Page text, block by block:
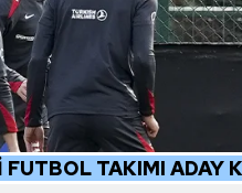
olarak kullanılan çerezlerle
TAKIMI ADAY